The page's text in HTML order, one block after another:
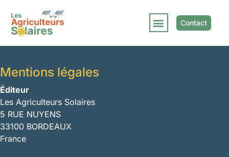
Contact
Mentions légales
Éditeur
Les Agriculteurs Solaires
5 RUE NUYENS
33100 BORDEAUX
France